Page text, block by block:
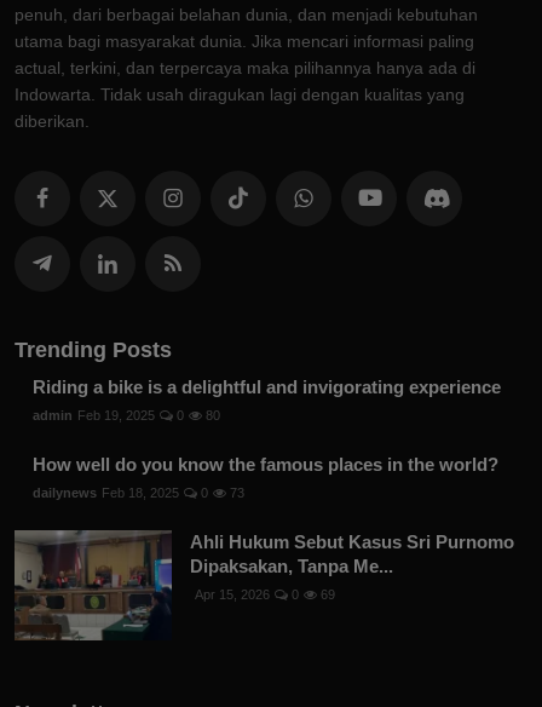
penuh, dari berbagai belahan dunia, dan menjadi kebutuhan
utama bagi masyarakat dunia. Jika mencari informasi paling
actual, terkini, dan terpercaya maka pilihannya hanya ada di
Indowarta. Tidak usah diragukan lagi dengan kualitas yang
diberikan.
Trending Posts
Riding a bike is a delightful and invigorating experience
admin Feb 19, 2025 0 80
How well do you know the famous places in the world?
dailynews Feb 18, 2025 0 73
Ahli Hukum Sebut Kasus Sri Purnomo
Dipaksakan, Tanpa Me...
Apr 15, 2026 0 69